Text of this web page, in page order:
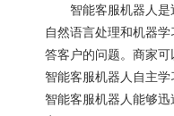
智能客服机器人是
自然语言处理和机器
答客户的问题。商家
智能客服机器人自主
智能客服机器人能够